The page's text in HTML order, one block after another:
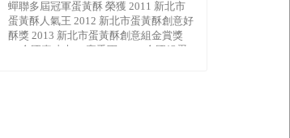
蟬聯多屆冠軍蛋黃酥 榮獲 2011 新北市
蛋黃酥人氣王 2012 新北市蛋黃酥創意好
酥獎 2013 新北市蛋黃酥創意組金賞獎